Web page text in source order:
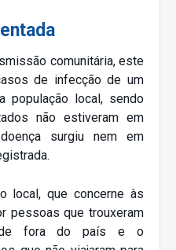
comunitária, este
de infecção de um
população local, sendo
não estiveram em
surgiu nem em
local, que concerne às
pessoas que trouxeram
de fora do país e o